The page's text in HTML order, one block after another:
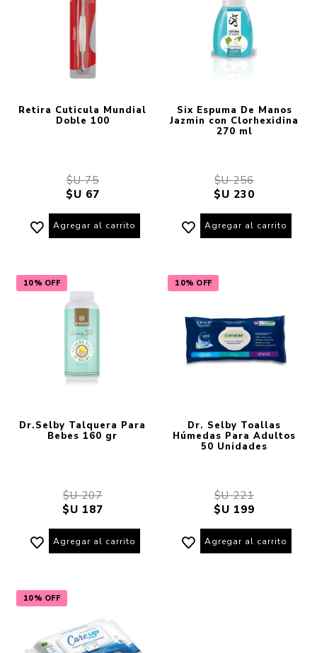
Retira Cuticula Mundial
Doble 100
$U 75
$U 67
Agregar al carrito
Six Espuma De Manos
Jazmin con Clorhexidina
270 ml
$U 256
$U 230
Agregar al carrito
10% OFF
Dr.Selby Talquera Para
Bebes 160 gr
$U 207
$U 187
Agregar al carrito
10% OFF
Dr. Selby Toallas
Húmedas Para Adultos
50 Unidades
$U 221
$U 199
Agregar al carrito
10% OFF